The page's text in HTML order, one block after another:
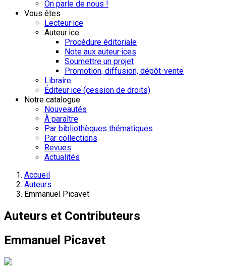
On parle de nous !
Vous êtes
Lecteur·ice
Auteur·ice
Procédure éditoriale
Note aux auteur·ices
Soumettre un projet
Promotion, diffusion, dépôt-vente
Libraire
Éditeur·ice (cession de droits)
Notre catalogue
Nouveautés
À paraître
Par bibliothèques thématiques
Par collections
Revues
Actualités
Accueil
Auteurs
Emmanuel Picavet
Auteurs et Contributeurs
Emmanuel Picavet